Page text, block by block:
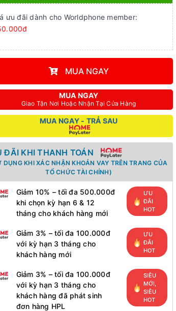
ưu đãi dành cho Worldphone member:
MUA NGAY
MUA NGAY
Giao Tận Nơi Hoặc Nhận Tại Cửa Hàng
MUA NGAY - TRẢ SAU
ĐÃI KHI THANH TOÁN
DỤNG KHI XÁC NHẬN KHOẢN VAY TRÊN TRANG CỦA
TỔ CHỨC TÀI CHÍNH)
Giảm 10% – tối đa 500.000đ
khi chọn kỳ hạn 6 & 12
tháng cho khách hàng mới
ƯU
ĐÃI
HOT
Giảm 3% – tối đa 100.000đ
với kỳ hạn 3 tháng cho
khách hàng mới
ƯU
ĐÃI
HOT
Giảm 3% – tối đa 100.000đ
với kỳ hạn 3 tháng cho
khách hàng đã phát sinh
đơn hàng HPL
SIÊU
MỚI,
SIÊU
HOT